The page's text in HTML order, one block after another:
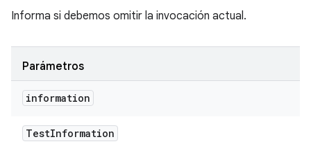
Informa si debemos omitir la invocación actual.
Parámetros
information
TestInformation